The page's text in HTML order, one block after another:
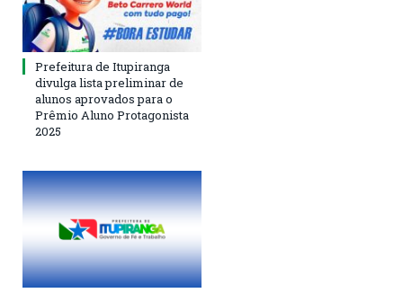
Prefeitura de Itupiranga
divulga lista preliminar de
alunos aprovados para o
Prêmio Aluno Protagonista
2025